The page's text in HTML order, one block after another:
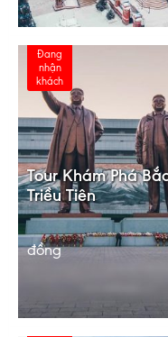
Đang
nhận
khách
Tour Khám Phá
Triều Tiên
đồng